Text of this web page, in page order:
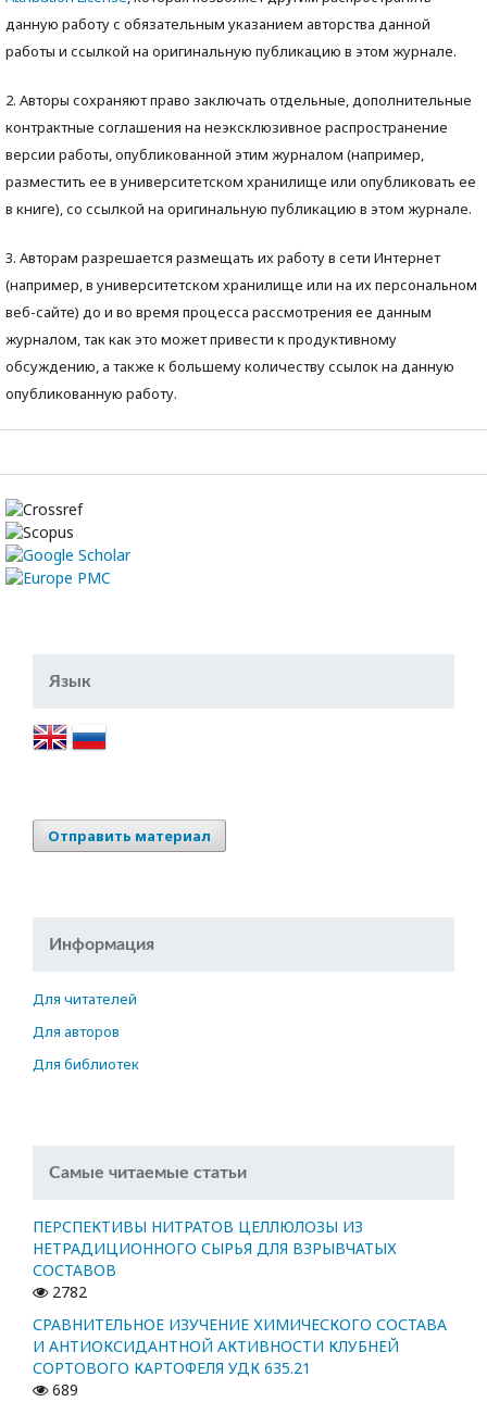
данную работу с обязательным указанием авторства данной
работы и ссылкой на оригинальную публикацию в этом журнале.
2. Авторы сохраняют право заключать отдельные, дополнительные
контрактные соглашения на неэксклюзивное распространение
версии работы, опубликованной этим журналом (например,
разместить ее в университетском хранилище или опубликовать ее
в книге), со ссылкой на оригинальную публикацию в этом журнале.
3. Авторам разрешается размещать их работу в сети Интернет
(например, в университетском хранилище или на их персональном
веб-сайте) до и во время процесса рассмотрения ее данным
журналом, так как это может привести к продуктивному
обсуждению, а также к большему количеству ссылок на данную
опубликованную работу.
Язык
Отправить материал
Информация
Для читателей
Для авторов
Для библиотек
Самые читаемые статьи
ПЕРСПЕКТИВЫ НИТРАТОВ ЦЕЛЛЮЛОЗЫ ИЗ
НЕТРАДИЦИОННОГО СЫРЬЯ ДЛЯ ВЗРЫВЧАТЫХ
СОСТАВОВ
2782
СРАВНИТЕЛЬНОЕ ИЗУЧЕНИЕ ХИМИЧЕСКОГО СОСТАВА
И АНТИОКСИДАНТНОЙ АКТИВНОСТИ КЛУБНЕЙ
СОРТОВОГО КАРТОФЕЛЯ УДК 635.21
689